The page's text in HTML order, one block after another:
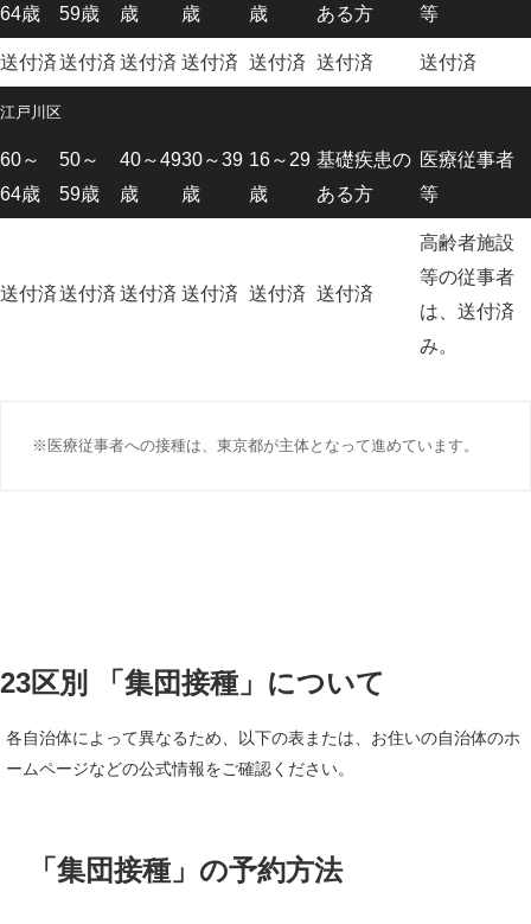
64歳 59歳 歳 歳 歳 ある方 等
送付済送付済 送付済 送付済 送付済 送付済 送付済
江戸川区
60～
64歳
50～
59歳
40～49
歳
30～39
歳
16～29
歳
基礎疾患の
ある方
医療従事者
等
送付済送付済 送付済 送付済 送付済 送付済
高齢者施設
等の従事者
は、送付済
み。
※医療従事者への接種は、東京都が主体となって進めています。
23区別 「集団接種」について
各自治体によって異なるため、以下の表または、お住いの自治体のホ
ームページなどの公式情報をご確認ください。
「集団接種」の予約方法